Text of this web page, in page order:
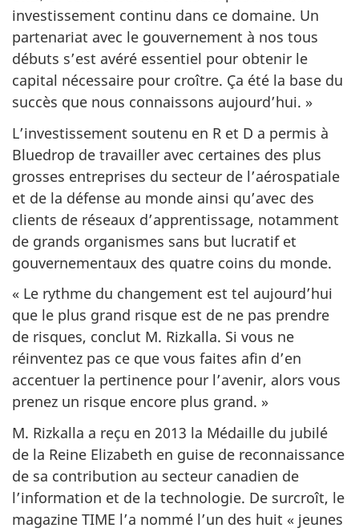
investissement continu dans ce domaine. Un
partenariat avec le gouvernement à nos tous
débuts s’est avéré essentiel pour obtenir le
capital nécessaire pour croître. Ça été la base du
succès que nous connaissons aujourd’hui. »
L’investissement soutenu en R et D a permis à
Bluedrop de travailler avec certaines des plus
grosses entreprises du secteur de l’aérospatiale
et de la défense au monde ainsi qu’avec des
clients de réseaux d’apprentissage, notamment
de grands organismes sans but lucratif et
gouvernementaux des quatre coins du monde.
« Le rythme du changement est tel aujourd’hui
que le plus grand risque est de ne pas prendre
de risques, conclut M. Rizkalla. Si vous ne
réinventez pas ce que vous faites afin d’en
accentuer la pertinence pour l’avenir, alors vous
prenez un risque encore plus grand. »
M. Rizkalla a reçu en 2013 la Médaille du jubilé
de la Reine Elizabeth en guise de reconnaissance
de sa contribution au secteur canadien de
l’information et de la technologie. De surcroît, le
magazine TIME l’a nommé l’un des huit « jeunes